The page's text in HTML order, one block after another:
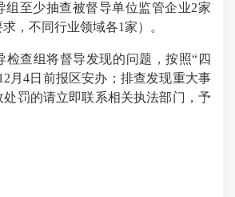
至少抽查被督导单位监管企业2家
求，不同行业领域各1家）。
查组将督导发现的问题，按照“四
月4日前报区安办；排查发现重大事
罚的请立即联系相关执法部门，予